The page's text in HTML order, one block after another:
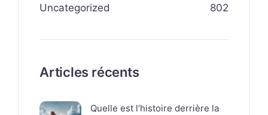
Uncategorized 802
Articles récents
Quelle est l’histoire derrière la